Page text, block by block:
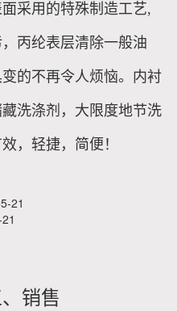
采用的特殊制造工艺,
丙纶表层清除一般油
的不再令人烦恼。内衬
洗涤剂，大限度地节洗
，轻捷，简便！
21
销售